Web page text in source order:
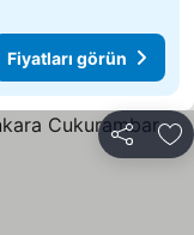
Fiyatları görün
Paylaş